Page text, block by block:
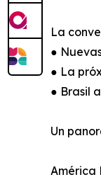
La
●
● La
● Brasil
Un
América